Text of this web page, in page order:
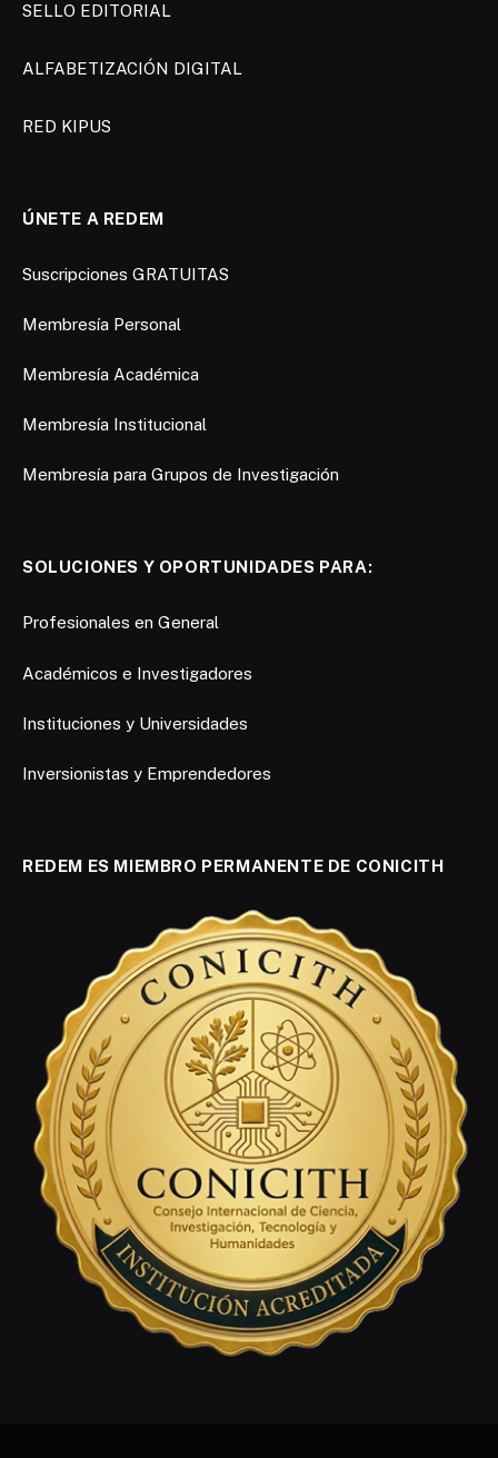
SELLO EDITORIAL
ALFABETIZACIÓN DIGITAL
RED KIPUS
ÚNETE A REDEM
Suscripciones GRATUITAS
Membresía Personal
Membresía Académica
Membresía Institucional
Membresía para Grupos de Investigación
SOLUCIONES Y OPORTUNIDADES PARA:
Profesionales en General
Académicos e Investigadores
Instituciones y Universidades
Inversionistas y Emprendedores
REDEM ES MIEMBRO PERMANENTE DE CONICITH